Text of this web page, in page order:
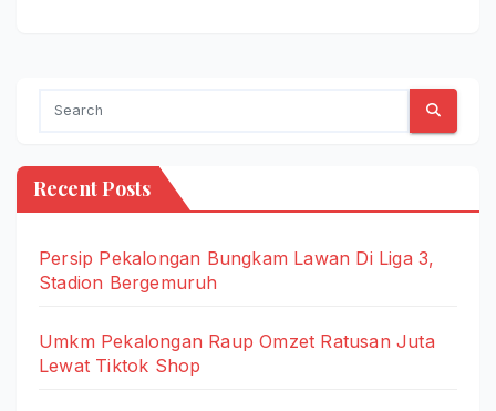
Recent Posts
Persip Pekalongan Bungkam Lawan Di Liga 3,
Stadion Bergemuruh
Umkm Pekalongan Raup Omzet Ratusan Juta
Lewat Tiktok Shop